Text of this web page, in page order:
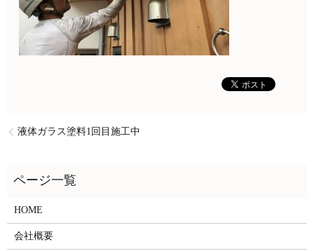
液体ガラス塗料1回目施工中
HOME
会社概要